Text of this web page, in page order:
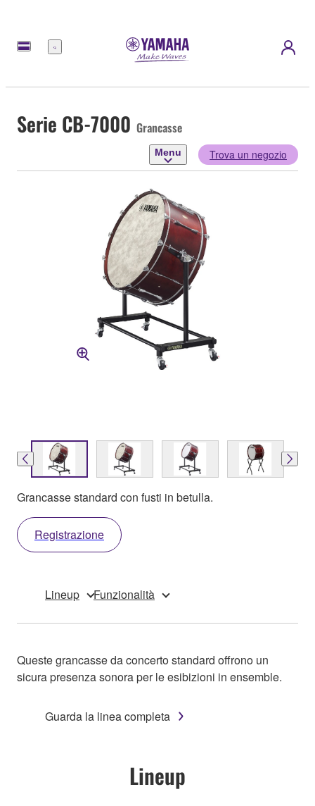
Menu
Serie CB-7000 Grancasse
Menu Trova un negozio
Grancasse standard con fusti in betulla.
Registrazione
Lineup Funzionalità
Queste grancasse da concerto standard offrono un
sicura presenza sonora per le esibizioni in ensemble.
Guarda la linea completa
Lineup